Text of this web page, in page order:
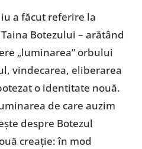
a făcut referire la
Botezului – arătând
„luminarea” orbului
vindecarea, eliberarea
o identitate nouă.
de care auzim
despre Botezul
creație: în mod